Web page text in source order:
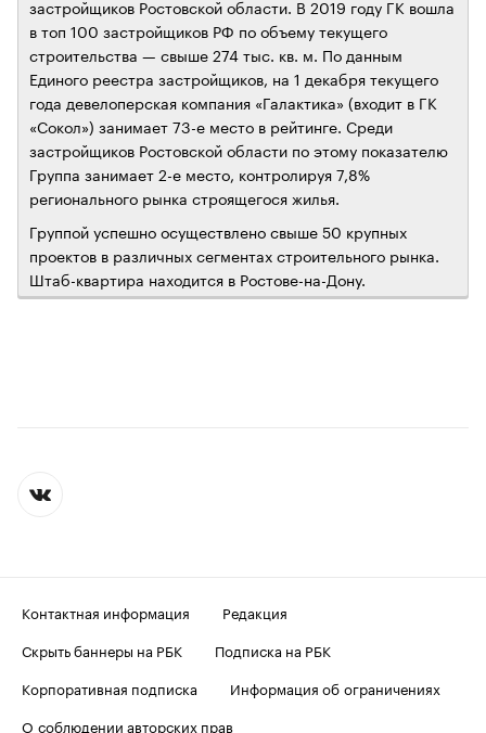
застройщиков Ростовской области. В 2019 году ГК вошла
в топ 100 застройщиков РФ по объему текущего
строительства — свыше 274 тыс. кв. м. По данным
Единого реестра застройщиков, на 1 декабря текущего
года девелоперская компания «Галактика» (входит в ГК
«Сокол») занимает 73-е место в рейтинге. Среди
застройщиков Ростовской области по этому показателю
Группа занимает 2-е место, контролируя 7,8%
регионального рынка строящегося жилья.
Группой успешно осуществлено свыше 50 крупных
проектов в различных сегментах строительного рынка.
Штаб-квартира находится в Ростове-на-Дону.
Контактная информация
Редакция
Скрыть баннеры на РБК
Подписка на РБК
Корпоративная подписка
Информация об ограничениях
О соблюдении авторских прав